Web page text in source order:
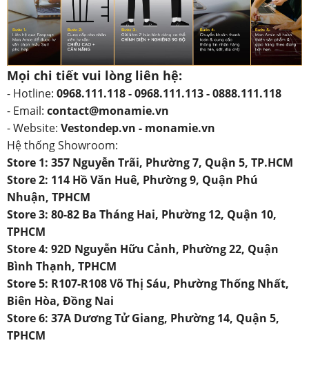
Mọi chi tiết vui lòng liên hệ:
- Hotline: 0968.111.118 - 0968.111.113 - 0888.111.118
- Email: contact@monamie.vn
- Website: Vestondep.vn - monamie.vn
Hệ thống Showroom:
Store 1: 357 Nguyễn Trãi, Phường 7, Quận 5, TP.HCM
Store 2: 114 Hồ Văn Huê, Phường 9, Quận Phú
Nhuận, TPHCM
Store 3: 80-82 Ba Tháng Hai, Phường 12, Quận 10,
TPHCM
Store 4: 92D Nguyễn Hữu Cảnh, Phường 22, Quận
Bình Thạnh, TPHCM
Store 5: R107-R108 Võ Thị Sáu, Phường Thống Nhất,
Biên Hòa, Đồng Nai
Store 6: 37A Dương Tử Giang, Phường 14, Quận 5,
TPHCM